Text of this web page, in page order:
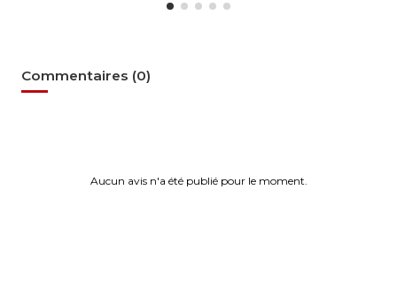
Commentaires (0)
Aucun avis n'a été publié pour le moment.